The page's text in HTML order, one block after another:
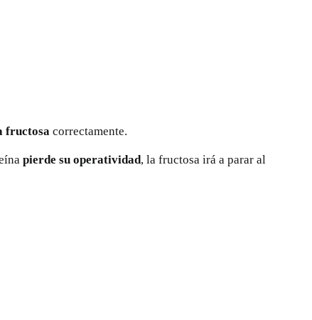
fructosa correctamente.
pierde su operatividad, la fructosa irá a parar al